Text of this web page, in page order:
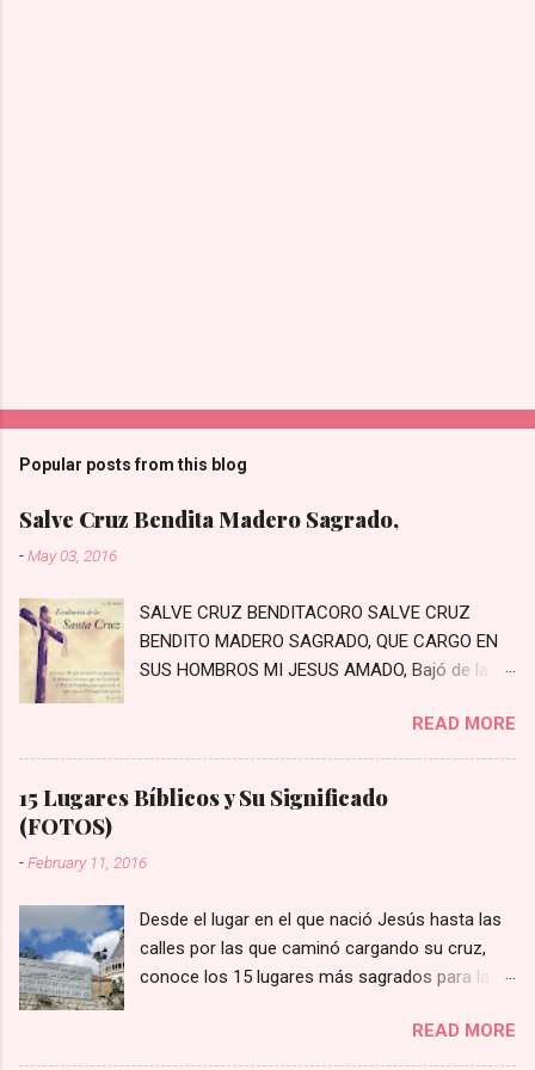
Popular posts from this blog
Salve Cruz Bendita Madero Sagrado,
-May 03, 2016
SALVE CRUZ BENDITACORO SALVE CRUZ
BENDITO MADERO SAGRADO, QUE CARGO EN
SUS HOMBROS MI JESUS AMADO, Bajó de la
Jerusalén Bajaste Tú al mundo con crecido
amor, Moriste en la Cruz por el pecador En un
arrabal rodeado de penas, Prisionero te hayas
con crueles cadenas Con crueles cadenas te
azotando Con hiel y vinagre lo fortalecieron,
Miradle el cabello lo tiene mezclado, Y por eso
dicen que está agraviado Miradle las sienes, las
tiene quebradas, Con crueles espinas las tiene
Lágrimas que vierte por nuestros pecados
READ MORE
15 Lugares Bíblicos y Su Significado
(FOTOS)
-February 11, 2016
Desde el lugar en el que nació Jesús hasta las
calles por las que caminó cargando su cruz,
conoce los 15 lugares más sagrados para la fe
en el norte de Israel, posee una gran
importancia para el cristianismo porque es aquí
READ MORE